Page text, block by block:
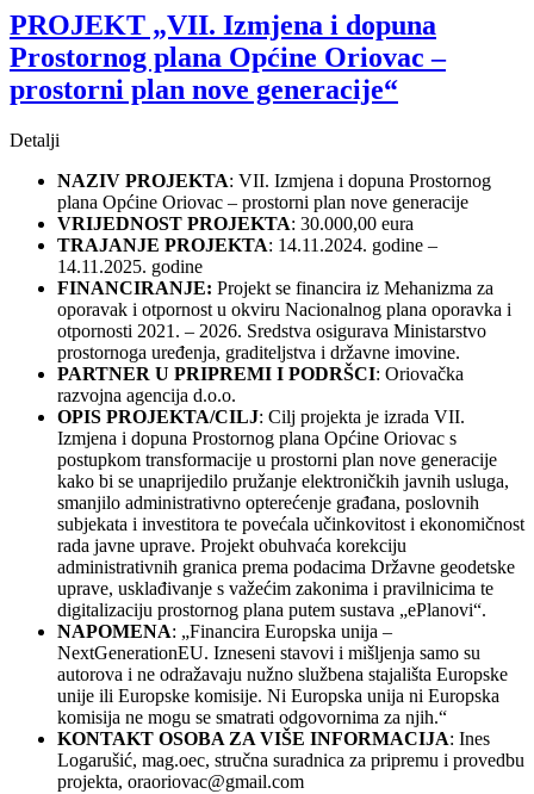
PROJEKT „VII. Izmjena i dopuna
Prostornog plana Općine Oriovac –
prostorni plan nove generacije“
Detalji
NAZIV PROJEKTA: VII. Izmjena i dopuna Prostornog
plana Općine Oriovac – prostorni plan nove generacije
VRIJEDNOST PROJEKTA: 30.000,00 eura
TRAJANJE PROJEKTA: 14.11.2024. godine –
14.11.2025. godine
FINANCIRANJE: Projekt se financira iz Mehanizma za
oporavak i otpornost u okviru Nacionalnog plana oporavka i
otpornosti 2021. – 2026. Sredstva osigurava Ministarstvo
prostornoga uređenja, graditeljstva i državne imovine.
PARTNER U PRIPREMI I PODRŠCI: Oriovačka
razvojna agencija d.o.o.
OPIS PROJEKTA/CILJ: Cilj projekta je izrada VII.
Izmjena i dopuna Prostornog plana Općine Oriovac s
postupkom transformacije u prostorni plan nove generacije
kako bi se unaprijedilo pružanje elektroničkih javnih usluga,
smanjilo administrativno opterećenje građana, poslovnih
subjekata i investitora te povećala učinkovitost i ekonomičnost
rada javne uprave. Projekt obuhvaća korekciju
administrativnih granica prema podacima Državne geodetske
uprave, usklađivanje s važećim zakonima i pravilnicima te
digitalizaciju prostornog plana putem sustava „ePlanovi“.
NAPOMENA: „Financira Europska unija –
NextGenerationEU. Izneseni stavovi i mišljenja samo su
autorova i ne odražavaju nužno službena stajališta Europske
unije ili Europske komisije. Ni Europska unija ni Europska
komisija ne mogu se smatrati odgovornima za njih.“
KONTAKT OSOBA ZA VIŠE INFORMACIJA: Ines
Logarušić, mag.oec, stručna suradnica za pripremu i provedbu
projekta, oraoriovac@gmail.com